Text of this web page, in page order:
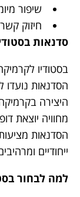
שיפור
חיזוק
סדנאות
בסטודיו
הסדנאות
היצירה
מחוויה יוצאת
הסדנאות
ייחודיים
למה לבחור